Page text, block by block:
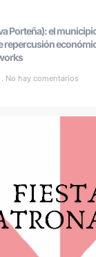
Porteña): el
repercusión
No hay comentarios